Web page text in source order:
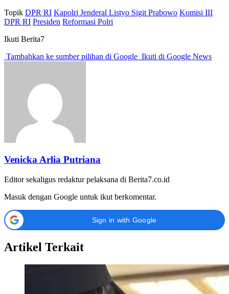
Topik DPR RI Kapolri Jenderal Listyo Sigit Prabowo Komisi III
DPR RI Presiden Reformasi Polri
Ikuti Berita7
Tambahkan ke sumber pilihan di Google Ikuti di Google News
Venicka Arlia Putriana
Editor sekaligus redaktur pelaksana di Berita7.co.id
Masuk dengan Google untuk ikut berkomentar.
Sign in with Google
Artikel Terkait